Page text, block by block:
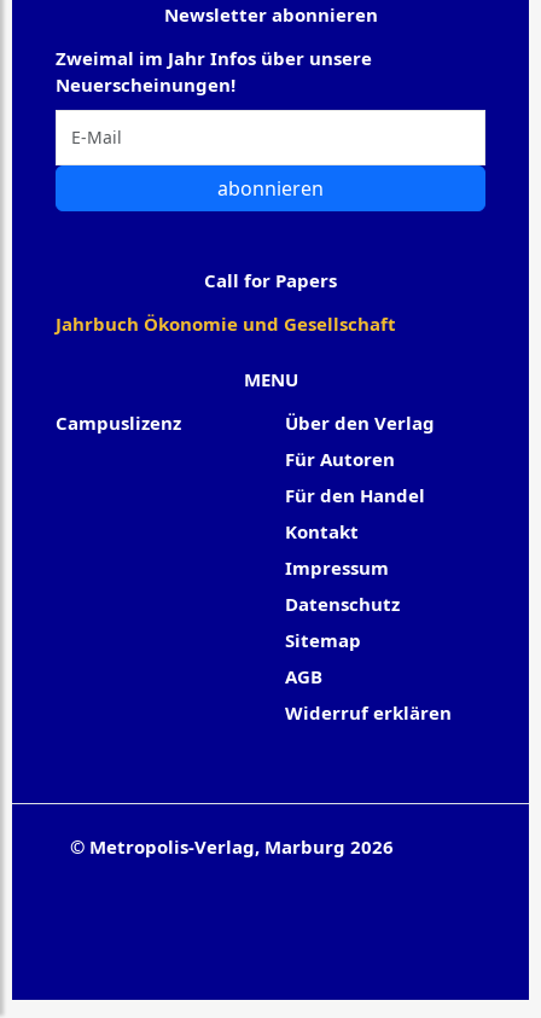
MENU
Campuslizenz
Über den Verlag
Für Autoren
Für den Handel
Kontakt
Impressum
Datenschutz
Sitemap
AGB
Widerruf erklären
Newsletter abonnieren
Zweimal im Jahr Infos über unsere
Neuerscheinungen!
abonnieren
Call for Papers
Jahrbuch Ökonomie und Gesellschaft
© Metropolis-Verlag, Marburg 2026